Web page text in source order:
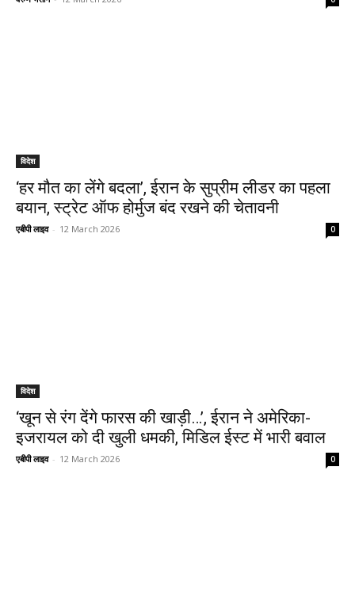
विदेश
‘हर मौत का लेंगे बदला’, ईरान के सुप्रीम लीडर का पहला
बयान, स्ट्रेट ऑफ होर्मुज बंद रखने की चेतावनी
एबीपी लाइव - 12 March 2026 0
विदेश
‘खून से रंग देंगे फारस की खाड़ी…’, ईरान ने अमेरिका-
इजरायल को दी खुली धमकी, मिडिल ईस्ट में भारी बवाल
एबीपी लाइव - 12 March 2026 0